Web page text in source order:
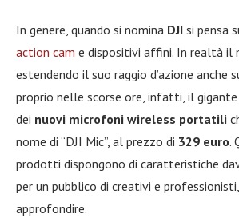
In genere, quando si nomina DJI si pensa
action cam e dispositivi affini. In realtà il
estendendo il suo raggio d’azione anche
proprio nelle scorse ore, infatti, il
dei nuovi microfoni wireless portatili
nome di “DJI Mic”, al prezzo di 329 euro.
prodotti dispongono di caratteristiche
per un pubblico di creativi e
approfondire.